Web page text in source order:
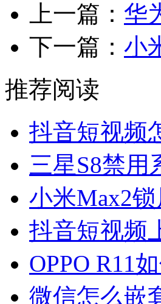
上一篇： 华
下一篇： 小
推荐阅读
抖音短视频
三星S8禁用
小米Max2
抖音短视频
OPPO R11
微信怎么嵌